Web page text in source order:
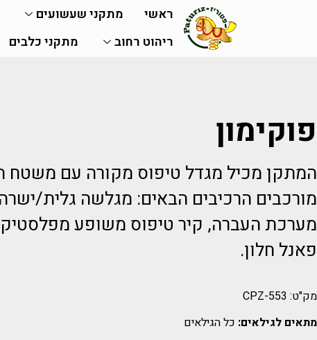
ראשי מתקני שעשועים
ריהוט רחוב
מתקני כלבים
פוקימון
המתקן מכיל מגדל טיפוס מקורה עם משטח
מורכבים הרכיבים הבאים: מגלשה גלית/
מערכת העברה, קיר טיפוס משופע מפלסטיק
פאנל חלון.
מק"ט: CPZ-553
מתאים לגילאים: כל הגילאים